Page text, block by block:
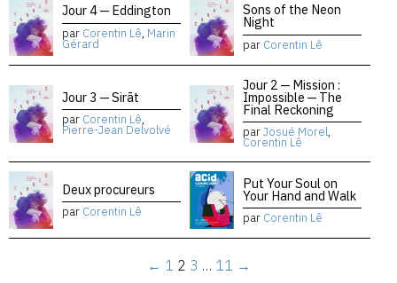
Jour 4 — Eddington
par Corentin Lê, Marin
Gérard
Sons of the Neon
Night
par Corentin Lê
Jour 3 — Sirāt
par Corentin Lê,
Pierre-Jean Delvolvé
Jour 2 — Mission :
Impossible — The
Final Reckoning
parJosué Morel,
Corentin Lê
Deux procureurs
par Corentin Lê
Put Your Soul on
Your Hand and Walk
par Corentin Lê
← 1 2 3 … 11 →